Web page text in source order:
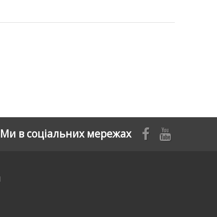
Ми в соціальних мережах